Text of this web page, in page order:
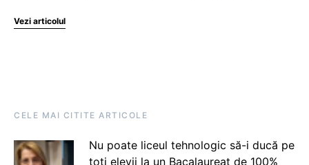
Vezi articolul
CELE MAI CITITE ARTICOLE
Nu poate liceul tehnologic să-i ducă pe
toți elevii la un Bacalaureat de 100%